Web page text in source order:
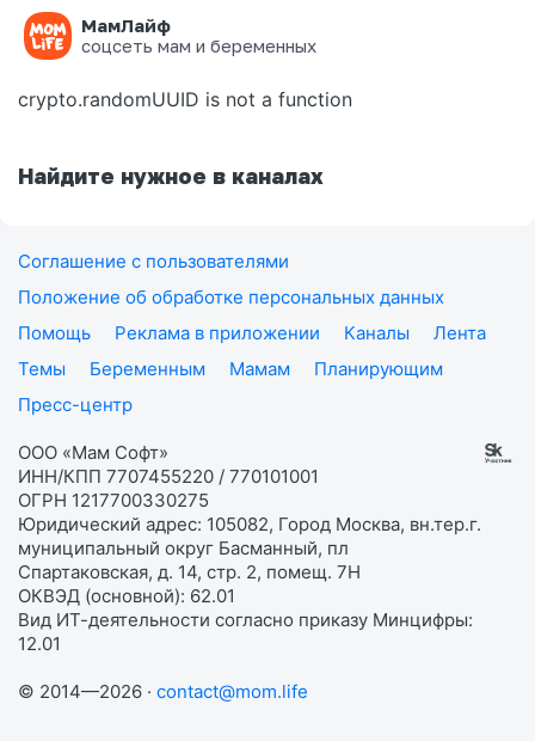
МамЛайф
соцсеть мам и беременных
Ошибка на странице
crypto.randomUUID is not a function
Найдите нужное в каналах
Соглашение с пользователями
Положение об обработке персональных данных
Помощь
Реклама в приложении Каналы
Лента
Темы
Беременным Мамам
Планирующим
Пресс-центр
ООО «Мам Софт»
ИНН/КПП 7707455220 / 770101001
ОГРН 1217700330275
Юридический адрес: 105082, Город Москва, вн.тер.г.
муниципальный округ Басманный, пл
Спартаковская, д. 14, стр. 2, помещ. 7Н
ОКВЭД (основной): 62.01
Вид ИТ-деятельности согласно приказу Минцифры:
12.01
© 2014—2026 · contact@mom.life